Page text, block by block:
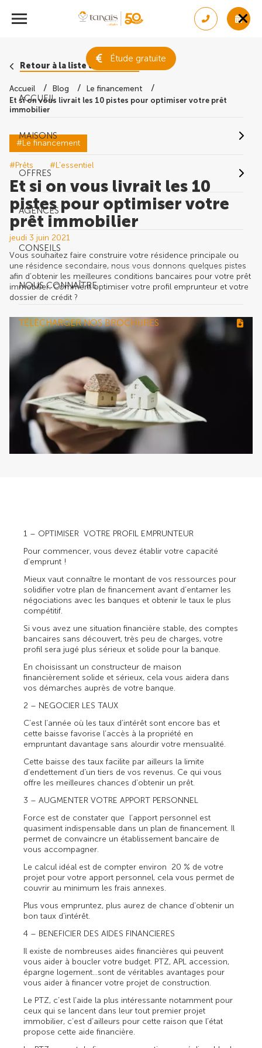
Étude gratuite
ACCUEIL
MAISONS
OFFRES
AGENCES
CONSEILS
NOUS CONNAÎTRE
TÉLÉCHARGER NOS BROCHURES
Retour à la liste des conseils
Accueil Blog
Le financement
Et si on vous livrait les 10 pistes pour optimiser votre prêt
immobilier
#Le financement
#Prêts #L'essentiel
Et si on vous livrait les 10
pistes pour optimiser votre
prêt immobilier
jeudi 3 juin 2021
Vous souhaitez faire construire votre résidence principale ou
une résidence secondaire, nous vous donnons quelques pistes
afin d’obtenir les meilleures conditions bancaires pour votre prêt
immobilier. Comment optimiser votre profil emprunteur et votre
dossier de crédit ?
1 – OPTIMISER VOTRE PROFIL EMPRUNTEUR
Pour commencer, vous devez établir votre capacité
d’emprunt !
Mieux vaut connaître le montant de vos ressources pour
solidifier votre plan de financement avant d’entamer les
négociations avec les banques et obtenir le taux le plus
compétitif.
Si vous avez une situation financière stable, des comptes
bancaires sans découvert, très peu de charges, votre
profil sera jugé plus sérieux et solide pour la banque.
En choisissant un constructeur de maison
financièrement solide et sérieux, cela vous aidera dans
vos démarches auprès de votre banque.
2 – NEGOCIER LES TAUX
C’est l’année où les taux d’intérêt sont encore bas et
cette baisse favorise l’accès à la propriété en
empruntant davantage sans alourdir votre mensualité.
Cette baisse des taux facilite par ailleurs la limite
d’endettement d’un tiers de vos revenus. Ce qui vous
offre les meilleures chances d’obtenir un prêt.
3 – AUGMENTER VOTRE APPORT PERSONNEL
Force est de constater que l’apport personnel est
quasiment indispensable dans un plan de financement. Il
permet de convaincre un établissement bancaire de
vous accompagner.
Le calcul idéal est de compter environ 20 % de votre
projet pour votre apport personnel, cela vous permet de
couvrir au minimum les frais annexes.
Plus vous empruntez, plus aurez de chance d’obtenir un
bon taux d’intérêt.
4 – BENEFICIER DES AIDES FINANCIERES
Il existe de nombreuses aides financières qui peuvent
vous aider à boucler votre budget. PTZ, APL accession,
épargne logement…sont de véritables avantages pour
vous aider à financer votre projet de construction.
Le PTZ, c’est l’aide la plus intéressante notamment pour
ceux qui se lancent dans leur tout premier projet
immobilier, c’est d’ailleurs pour cette raison que l’état
propose cette aide financière.